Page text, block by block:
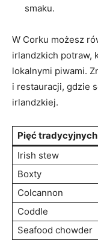
smaku.
W Corku możesz
irlandzkich potraw,
lokalnymi ‍piwami.
i restauracji,‌ gdzie​
irlandzkiej.
Pięć
Irish stew
Boxty
Colcannon
Coddle
Seafood chowder